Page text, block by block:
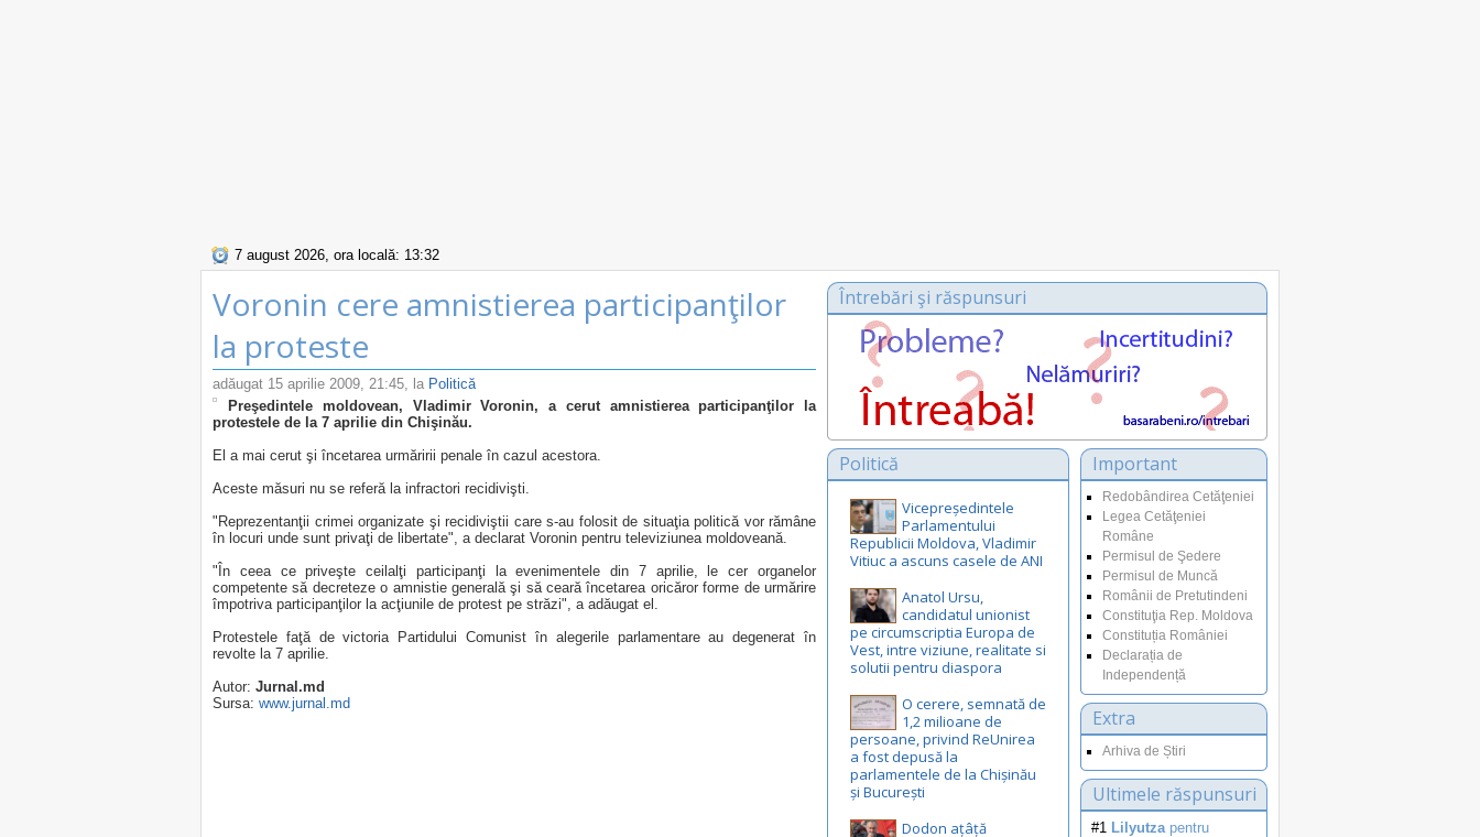
7 august 2026, ora locală: 13:32
Voronin cere amnistierea participanţilor
la proteste
adăugat 15 aprilie 2009, 21:45, la Politică
Preşedintele moldovean, Vladimir Voronin, a cerut amnistierea participanţilor la
protestele de la 7 aprilie din Chişinău.
El a mai cerut şi încetarea urmăririi penale în cazul acestora.
Aceste măsuri nu se referă la infractori recidivişti.
"Reprezentanţii crimei organizate şi recidiviştii care s-au folosit de situaţia politică vor rămâne
în locuri unde sunt privaţi de libertate", a declarat Voronin pentru televiziunea moldoveană.
"În ceea ce priveşte ceilalţi participanţi la evenimentele din 7 aprilie, le cer organelor
competente să decreteze o amnistie generală şi să ceară încetarea oricăror forme de urmărire
împotriva participanţilor la acţiunile de protest pe străzi", a adăugat el.
Protestele faţă de victoria Partidului Comunist în alegerile parlamentare au degenerat în
revolte la 7 aprilie.
Autor: Jurnal.md
Sursa: www.jurnal.md
Întrebări şi răspunsuri
Important
Redobândirea Cetăţeniei
Legea Cetăţeniei
Române
Permisul de Şedere
Permisul de Muncă
Românii de Pretutindeni
Constituţia Rep. Moldova
Constituția României
Declarația de
Independență
Extra
Arhiva de Știri
Ultimele răspunsuri
#1 Lilyutzapentru
Politică
Vicepreședintele
Parlamentului
Republicii Moldova, Vladimir
Vitiuc a ascuns casele de ANI
Anatol Ursu,
candidatul unionist
pe circumscriptia Europa de
Vest, intre viziune, realitate si
solutii pentru diaspora
O cerere, semnată de
1,2 milioane de
persoane, privind ReUnirea
a fost depusă la
parlamentele de la Chișinău
și București
Dodon ațâță